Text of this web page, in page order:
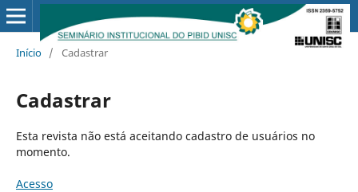
Início / Cadastrar
Cadastrar
Esta revista não está aceitando cadastro de usuários no
momento.
Acesso